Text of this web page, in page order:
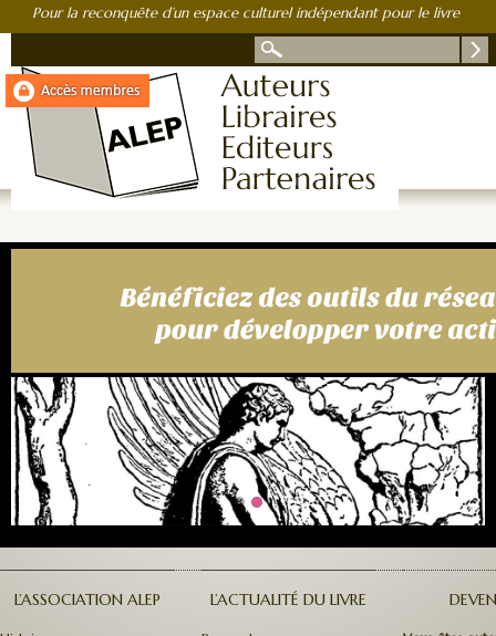
Pour la reconquête d’un espace culturel indépendant pour le livre
L’ASSOCIATION ALEP L’ACTUALITÉ DU LIVRE